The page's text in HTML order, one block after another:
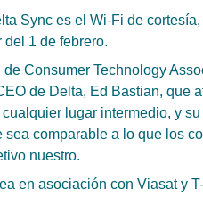
Sync es el Wi-Fi de
1 de febrero.
Consumer Technology
de Delta, Ed Bastian, que
lugar intermedio, y
comparable a lo que los
nuestro.
en asociación con Viasat y